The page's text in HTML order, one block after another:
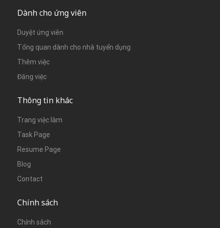
Dành cho ứng viên
Duyệt ứng viên
Tổng quan dành cho nhà tuyển dụng
Thêm việc
Đăng việc
Thông tin khác
Trang việc làm
Task Page
Resume Page
Blog
Contact
Chính sách
Chính sách